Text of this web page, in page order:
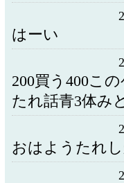
はーい
200買う400こ
たれ話青3体み
おはようたれ